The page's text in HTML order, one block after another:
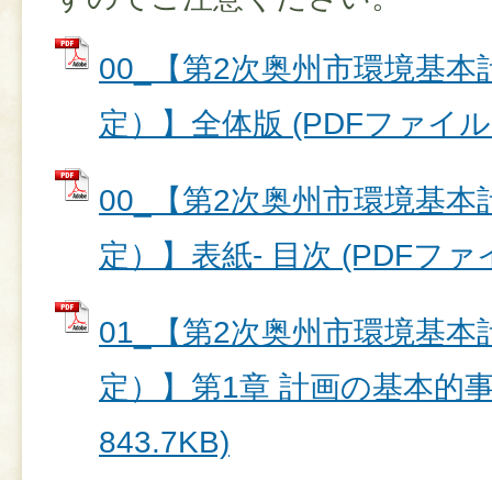
00_【第2次奥州市環境基本
定）】全体版 (PDFファイ
00_【第2次奥州市環境基本
定）】表紙- 目次 (PDFファ
01_【第2次奥州市環境基本
定）】第1章 計画の基本的
843.7KB)